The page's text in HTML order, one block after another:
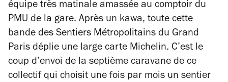
équipe très matinale amassée au comptoir du
PMU de la gare. Après un kawa, toute cette
bande des Sentiers Métropolitains du Grand
Paris déplie une large carte Michelin. C’est le
coup d’envoi de la septième caravane de ce
collectif qui choisit une fois par mois un sentier